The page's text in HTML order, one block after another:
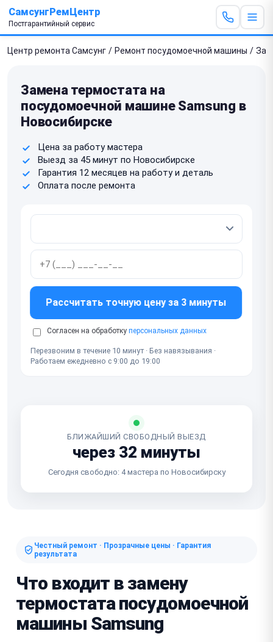
СамсунгРемЦентр
Постгарантийный сервис
Центр ремонта Самсунг / Ремонт посудомоечной машины /
Замена термостата на
посудомоечной машине Samsung в
Новосибирске
Цена за работу мастера
Выезд за 45 минут по Новосибирске
Гарантия 12 месяцев на работу и деталь
Оплата после ремонта
Рассчитать точную цену за 3 минуты
Согласен на обработку персональных данных
Перезвоним в течение 10 минут · Без навязывания ·
Работаем ежедневно с 9:00 до 19:00
БЛИЖАЙШИЙ СВОБОДНЫЙ ВЫЕЗД
через 32 минуты
Сегодня свободно: 4 мастера по Новосибирску
Честный ремонт · Прозрачные цены · Гарантия
результата
Что входит в замену
термостата посудомоечной
машины Samsung